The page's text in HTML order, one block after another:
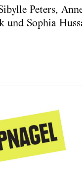
Peters,
und Sophia